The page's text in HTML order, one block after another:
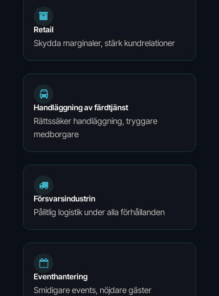
Retail
Skydda marginaler, stärk kundrelationer
Handläggning av färdtjänst
Rättssäker handläggning, tryggare
medborgare
Försvarsindustrin
Pålitlig logistik under alla förhållanden
Eventhantering
Smidigare events, nöjdare gäster